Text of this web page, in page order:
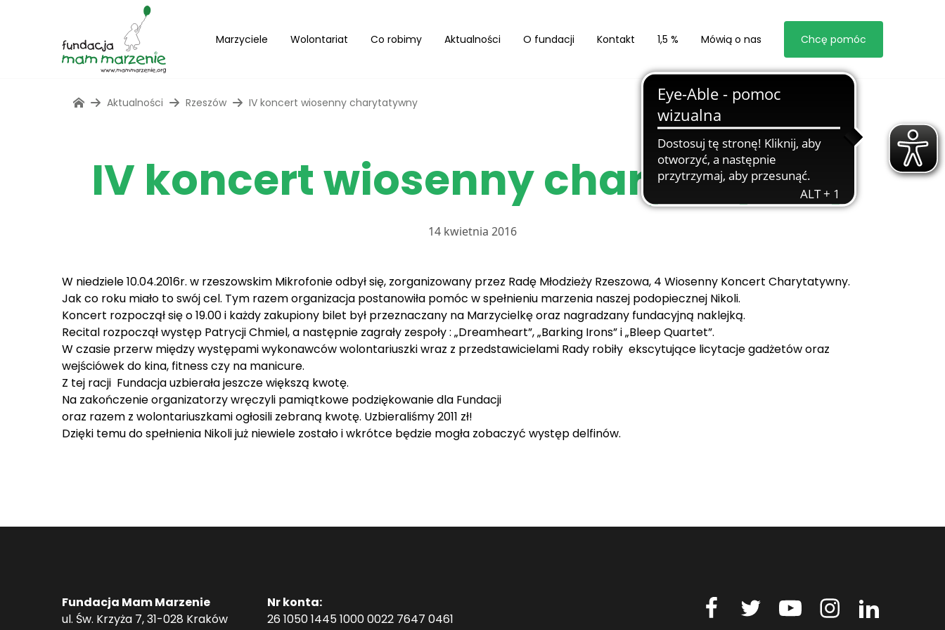
Marzyciele Wolontariat Co robimy Aktualności O fundacji Kontakt 1,5 % Mówią o nas Chcę pomóc
Aktualności Rzeszów IV koncert wiosenny charytatywny
IV koncert wiosenny charytatywny
14 kwietnia 2016
W niedziele 10.04.2016r. w rzeszowskim Mikrofonie odbył się, zorganizowany przez Radę Młodzieży Rzeszowa, 4 Wiosenny Koncert Charytatywny.
Jak co roku miało to swój cel. Tym razem organizacja postanowiła pomóc w spełnieniu marzenia naszej podopiecznej Nikoli.
Koncert rozpoczął się o 19.00 i każdy zakupiony bilet był przeznaczany na Marzycielkę oraz nagradzany fundacyjną naklejką.
Recital rozpoczął występ Patrycji Chmiel, a następnie zagrały zespoły : „Dreamheart”, „Barking Irons” i „Bleep Quartet”.
W czasie przerw między występami wykonawców wolontariuszki wraz z przedstawicielami Rady robiły ekscytujące licytacje gadżetów oraz
wejściówek do kina, fitness czy na manicure.
Z tej racji Fundacja uzbierała jeszcze większą kwotę.
Na zakończenie organizatorzy wręczyli pamiątkowe podziękowanie dla Fundacji
oraz razem z wolontariuszkami ogłosili zebraną kwotę. Uzbieraliśmy 2011 zł!
Dzięki temu do spełnienia Nikoli już niewiele zostało i wkrótce będzie mogła zobaczyć występ delfinów.
Fundacja Mam Marzenie
ul. Św. Krzyża 7, 31-028 Kraków
Nr konta:
26 1050 1445 1000 0022 7647 0461